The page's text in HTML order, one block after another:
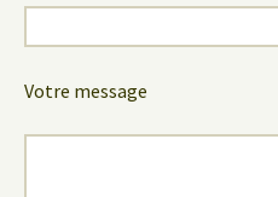
Votre message